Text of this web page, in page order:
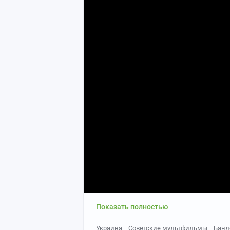
Показать полностью
Украина Советские мультфильмы